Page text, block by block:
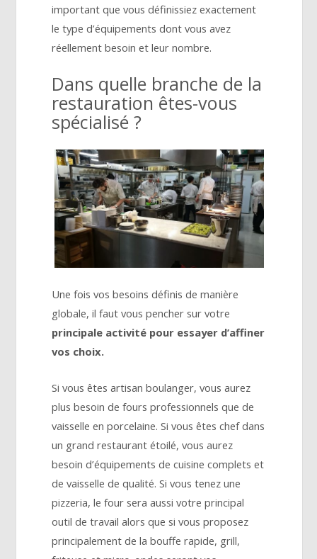
important que vous définissiez exactement
le type d’équipements dont vous avez
réellement besoin et leur nombre.
Dans quelle branche de la
restauration êtes-vous
spécialisé ?
Une fois vos besoins définis de manière
globale, il faut vous pencher sur votre
principale activité pour essayer d’affiner
vos choix.
Si vous êtes artisan boulanger, vous aurez
plus besoin de fours professionnels que de
vaisselle en porcelaine. Si vous êtes chef dans
un grand restaurant étoilé, vous aurez
besoin d’équipements de cuisine complets et
de vaisselle de qualité. Si vous tenez une
pizzeria, le four sera aussi votre principal
outil de travail alors que si vous proposez
principalement de la bouffe rapide, grill,